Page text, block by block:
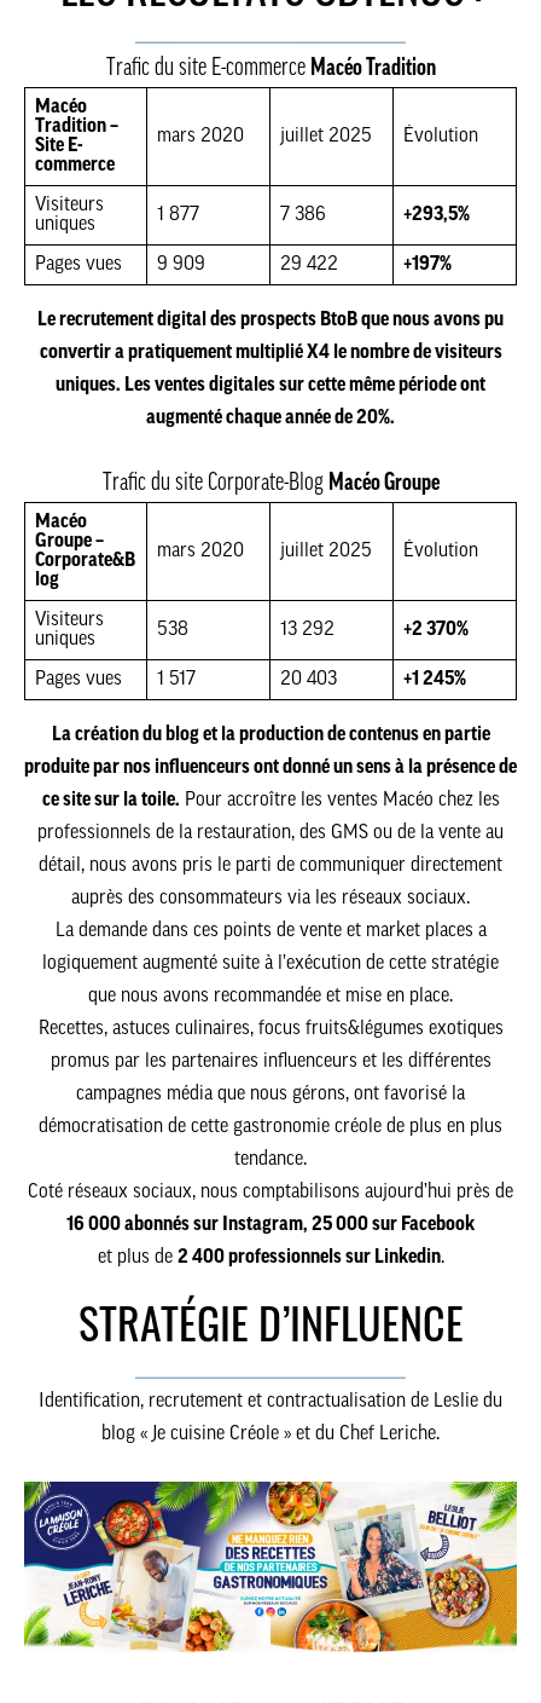
Trafic du site E-commerce Macéo Tradition
Macéo
Tradition –
Site E-
commerce
mars 2020 juillet 2025 Évolution
Visiteurs
uniques
1 877 7 386 +293,5%
Pages vues 9 909 29 422 +197%
Le recrutement digital des prospects BtoB que nous avons pu
convertir a pratiquement multiplié X4 le nombre de visiteurs
uniques. Les ventes digitales sur cette même période ont
augmenté chaque année de 20%.
Trafic du site Corporate-Blog Macéo Groupe
Macéo
Groupe –
Corporate&B
log
mars 2020 juillet 2025 Évolution
Visiteurs
uniques
538 13 292 +2 370%
Pages vues 1 517 20 403 +1 245%
La création du blog et la production de contenus en partie
produite par nos influenceurs ont donné un sens à la présence de
ce site sur la toile. Pour accroître les ventes Macéo chez les
professionnels de la restauration, des GMS ou de la vente au
détail, nous avons pris le parti de communiquer directement
auprès des consommateurs via les réseaux sociaux.
La demande dans ces points de vente et market places a
logiquement augmenté suite à l’exécution de cette stratégie
que nous avons recommandée et mise en place.
Recettes, astuces culinaires, focus fruits&légumes exotiques
promus par les partenaires influenceurs et les différentes
campagnes média que nous gérons, ont favorisé la
démocratisation de cette gastronomie créole de plus en plus
tendance.
Coté réseaux sociaux, nous comptabilisons aujourd’hui près de
16 000 abonnés sur Instagram, 25 000 sur Facebook
et plus de 2 400 professionnels sur Linkedin.
STRATÉGIE D’INFLUENCE
Identification, recrutement et contractualisation de Leslie du
blog « Je cuisine Créole » et du Chef Leriche.